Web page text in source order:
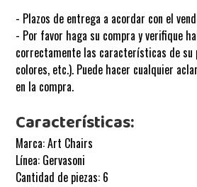
- Plazos de entrega a acordar con el
- Por favor haga su compra y verifique
correctamente las características de su
colores, etc.). Puede hacer cualquier
en la compra.
Características:
Marca: Art Chairs
Línea: Gervasoni
Cantidad de piezas: 6